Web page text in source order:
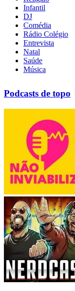
Infantil
DJ
Comédia
Rádio Colégio
Entrevista
Natal
Saúde
Música
Podcasts de topo